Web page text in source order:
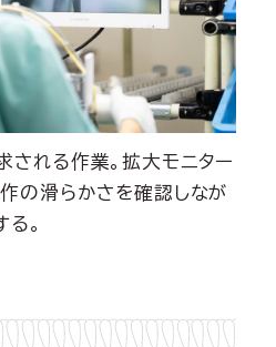
される作業。拡大モニター
の滑らかさを確認しなが
。